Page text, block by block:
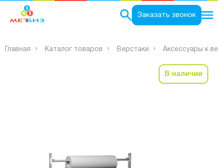
Заказать звонок
Главная Каталог товаров Верстаки Аксессуары к
В наличии